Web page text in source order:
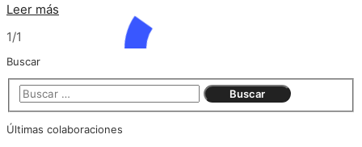
Leer más
1/1
Buscar
Últimas colaboraciones